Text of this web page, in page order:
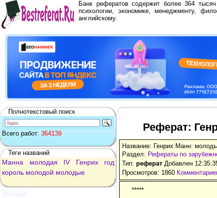
Банк рефератов содержит более 364
психологии, экономике, менеджменту,
английскому.
Полнотекстовый поиск
Всего работ: 364139
Теги названий
Манна молодая IV Генрих
год
король молодой молодые
Реферат:
Название: Генрих Манн:
Раздел: Рефераты по
Тип: реферат Добавлен
Просмотров: 1860
*****